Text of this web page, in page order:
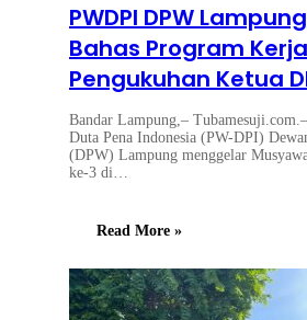
PWDPI DPW
Bahas Program
Pengukuhan Ketua
Bandar Lampung,–
Duta Pena Indonesia (PW-DPI)
(DPW) Lampung menggelar
ke-3 di…
Read More »